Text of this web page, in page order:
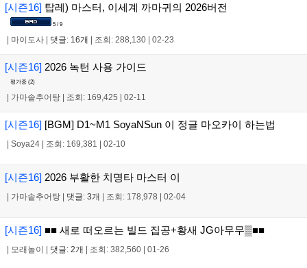
[시즌16] 탑레) 마스터, 이세계 까마귀의 2026버전
5 / 9
마이도사 댓글: 16개 조회: 288,130 02-23
[시즌16] 2026 녹턴 사용 가이드
평가중 (2)
| 가마솥추어탕 | 조회: 169,425 | 02-11
[시즌16] [BGM] D1~M1 SoyaNSun 이 정글 마오카이 하는법
| Soya24 | 조회: 169,381 | 02-10
[시즌16] 2026 부활한 치명타 마스터 이
| 가마솥추어탕 | 댓글: 3개 | 조회: 178,978 | 02-04
[시즌16] ■■ 새로 떠오르는 빌드 집공+황새 JG아무무▒■■
| 모래놀이 | 댓글: 2개 | 조회: 382,560 | 01-26